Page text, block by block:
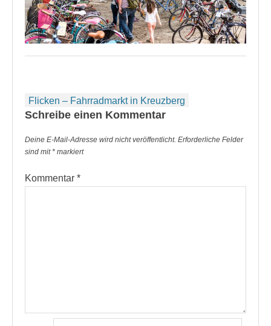
Beitragsnavigation
Flicken – Fahrradmarkt in Kreuzberg
Schreibe einen Kommentar
Deine E-Mail-Adresse wird nicht veröffentlicht. Erforderliche Felder
sind mit* markiert
Kommentar *